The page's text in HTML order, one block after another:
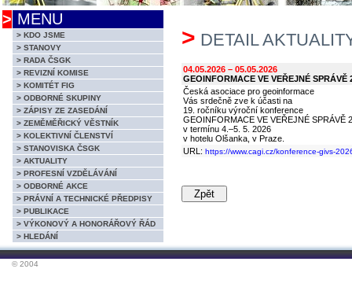
> MENU
> KDO JSME
> STANOVY
> RADA ČSGK
> REVIZNÍ KOMISE
> KOMITÉT FIG
> ODBORNÉ SKUPINY
> ZÁPISY ZE ZASEDÁNÍ
> ZEMĚMĚŘICKÝ VĚSTNÍK
> KOLEKTIVNÍ ČLENSTVÍ
> STANOVISKA ČSGK
> AKTUALITY
> PROFESNÍ VZDĚLÁVÁNÍ
> ODBORNÉ AKCE
> PRÁVNÍ A TECHNICKÉ PŘEDPISY
> PUBLIKACE
> VÝKONOVÝ A HONORÁŘOVÝ ŘÁD
> HLEDÁNÍ
> DETAIL
04.05.2026 – 05.05.2026
GEOINFORMACE VE VEŘEJNÉ SPRÁVĚ
Česká asociace pro geoinformace
Vás srdečně zve k účasti na
19. ročníku výroční konference
GEOINFORMACE VE VEŘEJNÉ SPRÁVĚ
v termínu 4.–5. 5. 2026
v hotelu Olšanka, v Praze.
URL: https://www.cagi.cz/konference-givs-
© 2004